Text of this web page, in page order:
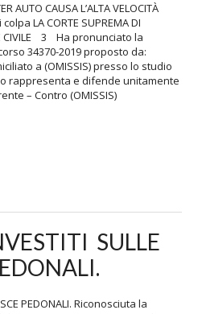
AUTO CAUSA L’ALTA VELOCITÀ
LA CORTE SUPREMA DI
CIVILE 3 Ha pronunciato la
34370-2019 proposto da:
a (OMISSIS) presso lo studio
lo rappresenta e difende unitamente
– Contro (OMISSIS)
SULLE
PEDONALI. Riconosciuta la